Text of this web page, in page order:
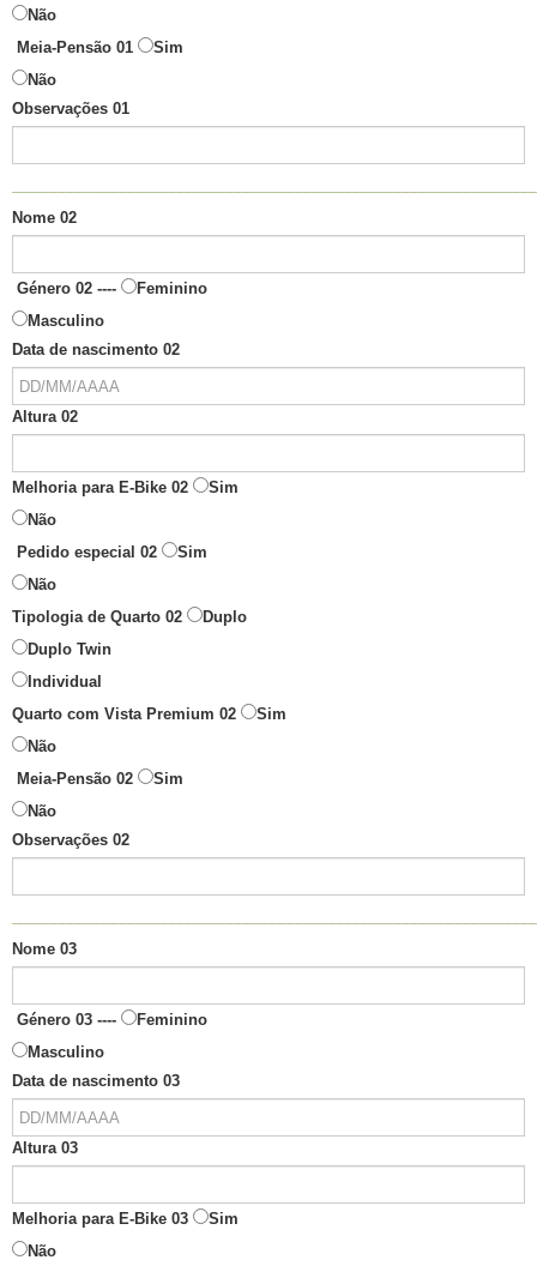
Não
Meia-Pensão 01
Sim
Não
Observações 01
Nome 02
Género 02 ----
Feminino
Masculino
Data de nascimento 02
Altura 02
Melhoria para E-Bike 02
Sim
Não
Pedido especial 02
Sim
Não
Tipologia de Quarto 02
Duplo
Duplo Twin
Individual
Quarto com Vista Premium 02
Sim
Não
Meia-Pensão 02
Sim
Não
Observações 02
Nome 03
Género 03 ----
Feminino
Masculino
Data de nascimento 03
Altura 03
Melhoria para E-Bike 03
Sim
Não